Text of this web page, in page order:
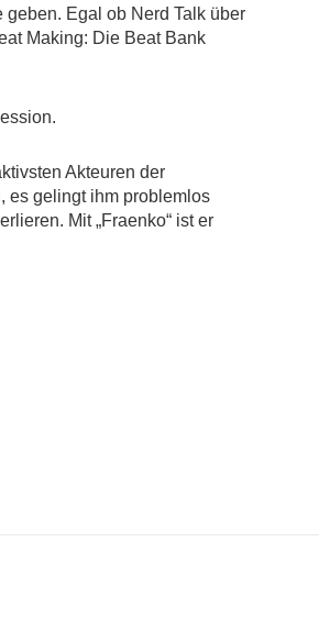
Egal ob Nerd Talk über
Making: Die Beat Bank
Akteuren der
es gelingt ihm problemlos
Mit „Fraenko“ ist er